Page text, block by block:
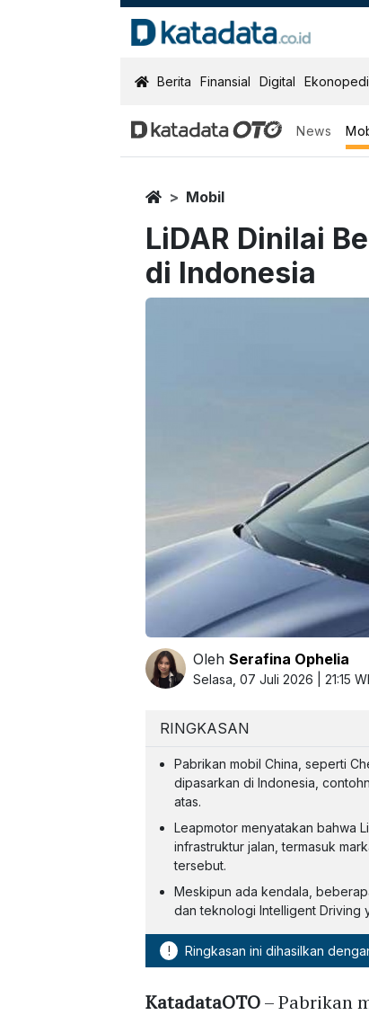
KatadataOTO
Berita Finansial Digital
News
HomeMobil
LiDAR Dinilai
di Indonesia
OlehSerafina Ophelia
Selasa, 07 Juli 2026 | 21:15
RINGKASAN
Pabrikan mobil China, seperti
dipasarkan di Indonesia,
atas.
Leapmotor menyatakan bahwa
infrastruktur jalan, termasuk
tersebut.
Meskipun ada kendala,
dan teknologi Intelligent Driving
! Ringkasan ini dihasilkan
KatadataOTO– Pabrikan